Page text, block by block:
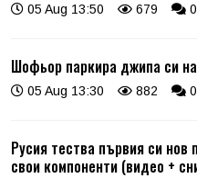
05 Aug 13:50 679 0
Шофьор паркира джипа си
05 Aug 13:30 882 0
Русия тества първия си
свои компоненти (видео +